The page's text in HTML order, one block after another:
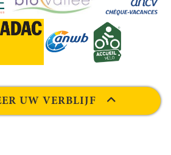
UW VERBLIJF